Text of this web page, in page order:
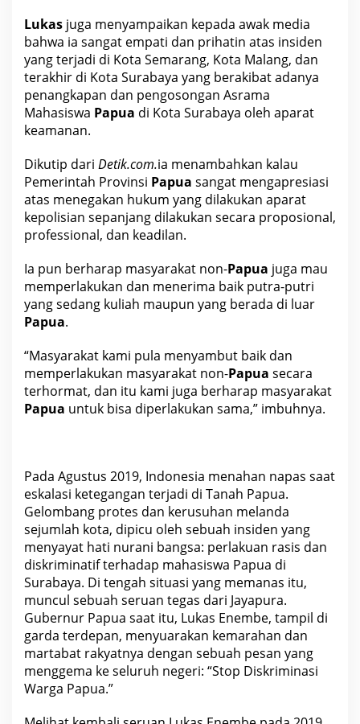
Lukas juga menyampaikan kepada awak media
bahwa ia sangat empati dan prihatin atas insiden
yang terjadi di Kota Semarang, Kota Malang, dan
terakhir di Kota Surabaya yang berakibat adanya
penangkapan dan pengosongan Asrama
Mahasiswa Papua di Kota Surabaya oleh aparat
keamanan.
Dikutip dari Detik.com.ia menambahkan kalau
Pemerintah Provinsi Papua sangat mengapresiasi
atas menegakan hukum yang dilakukan aparat
kepolisian sepanjang dilakukan secara proposional,
professional, dan keadilan.
Ia pun berharap masyarakat non-Papua juga mau
memperlakukan dan menerima baik putra-putri
yang sedang kuliah maupun yang berada di luar
Papua.
“Masyarakat kami pula menyambut baik dan
memperlakukan masyarakat non-Papua secara
terhormat, dan itu kami juga berharap masyarakat
Papua untuk bisa diperlakukan sama,” imbuhnya.
Pada Agustus 2019, Indonesia menahan napas saat
eskalasi ketegangan terjadi di Tanah Papua.
Gelombang protes dan kerusuhan melanda
sejumlah kota, dipicu oleh sebuah insiden yang
menyayat hati nurani bangsa: perlakuan rasis dan
diskriminatif terhadap mahasiswa Papua di
Surabaya. Di tengah situasi yang memanas itu,
muncul sebuah seruan tegas dari Jayapura.
Gubernur Papua saat itu, Lukas Enembe, tampil di
garda terdepan, menyuarakan kemarahan dan
martabat rakyatnya dengan sebuah pesan yang
menggema ke seluruh negeri: “Stop Diskriminasi
Warga Papua.”